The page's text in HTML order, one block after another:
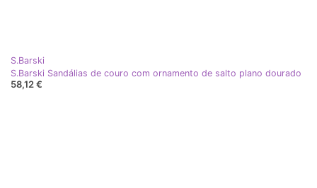
S.Barski
S.Barski Sandálias de couro com ornamento de salto plano dourado
58,12 €